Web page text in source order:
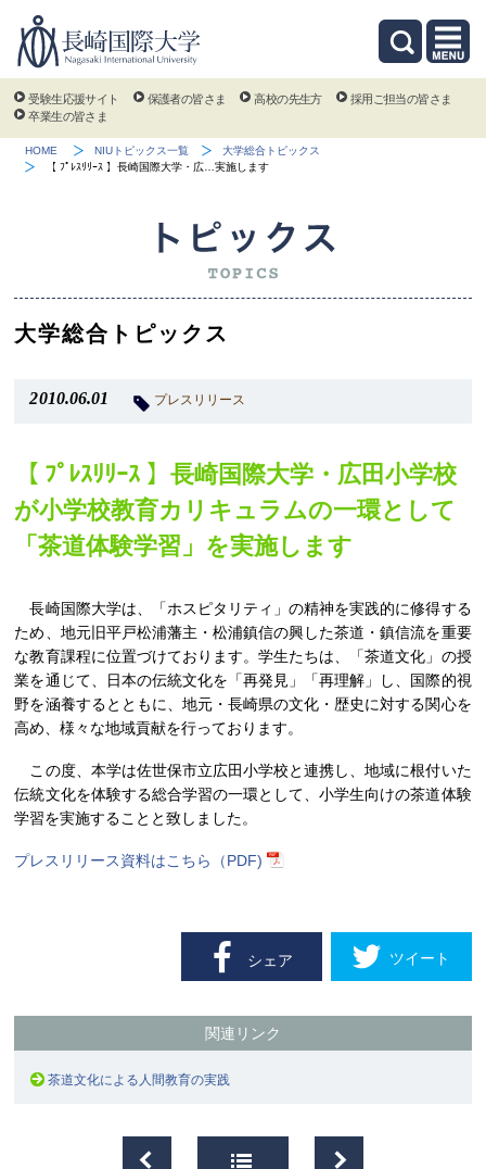
受験生応援サイト 保護者の皆さま 高校の先生方
採用ご担当の皆さま
卒業生の皆さま
HOME NIUトピックス一覧
大学総合トピックス
【 ﾌﾟﾚｽﾘﾘｰｽ 】長崎国際大学・広…実施します
大学総合トピックス
2010.06.01 プレスリリース
【 ﾌﾟﾚｽﾘﾘｰｽ 】長崎国際大学・広田小学校
が小学校教育カリキュラムの一環として
「茶道体験学習」を実施します
長崎国際大学は、「ホスピタリティ」の精神を実践的に修得する
ため、地元旧平戸松浦藩主・松浦鎮信の興した茶道・鎮信流を重要
な教育課程に位置づけております。学生たちは、「茶道文化」の授
業を通じて、日本の伝統文化を「再発見」「再理解」し、国際的視
野を涵養するとともに、地元・長崎県の文化・歴史に対する関心を
高め、様々な地域貢献を行っております。
この度、本学は佐世保市立広田小学校と連携し、地域に根付いた
伝統文化を体験する総合学習の一環として、小学生向けの茶道体験
学習を実施することと致しました。
プレスリリース資料はこちら（PDF)
シェア ツイート
関連リンク
茶道文化による人間教育の実践